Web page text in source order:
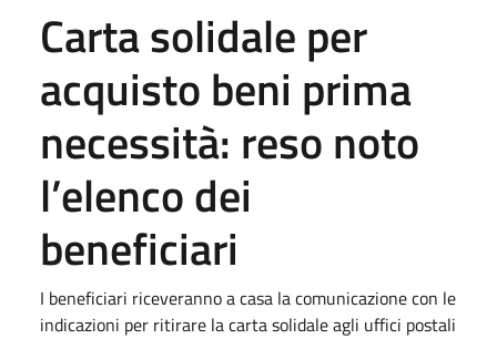
Carta solidale per
acquisto beni prima
necessità: reso noto
l’elenco dei
beneficiari
I beneficiari riceveranno a casa la comunicazione con le
indicazioni per ritirare la carta solidale agli uffici postali